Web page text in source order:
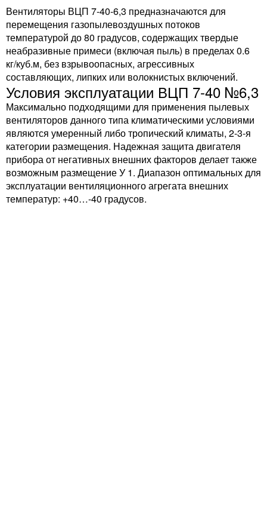
Вентиляторы ВЦП 7-40-6,3 предназначаются для
перемещения газопылевоздушных потоков
температурой до 80 градусов, содержащих твердые
неабразивные примеси (включая пыль) в пределах 0.6
кг/куб.м, без взрывоопасных, агрессивных
составляющих, липких или волокнистых включений.
Условия эксплуатации ВЦП 7-40 №6,3
Максимально подходящими для применения пылевых
вентиляторов данного типа климатическими условиями
являются умеренный либо тропический климаты, 2-3-я
категории размещения. Надежная защита двигателя
прибора от негативных внешних факторов делает также
возможным размещение У 1. Диапазон оптимальных для
эксплуатации вентиляционного агрегата внешних
температур: +40…-40 градусов.